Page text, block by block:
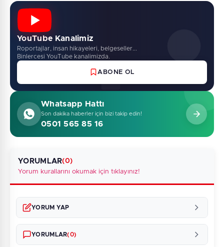
YouTube Kanalimiz
Roportajlar, insan hikayeleri, belgeseller...
Binlercesi YouTube kanalimizda.
ABONE OL
Whatsapp Hattı
Son dakika haberler için bizi takip edin!
0501 565 85 16
YORUMLAR(0)
Yorum kurallarını okumak için tıklayınız!
YORUM YAP
YORUMLAR(0)